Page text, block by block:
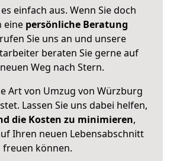
einfach aus. Wenn Sie doch
eine persönliche Beratung
Sie uns an und unsere
beraten Sie gerne auf
Weg nach Stern.
Art von Umzug von Würzburg
Lassen Sie uns dabei helfen,
die Kosten zu minimieren,
Ihren neuen Lebensabschnitt
freuen können.